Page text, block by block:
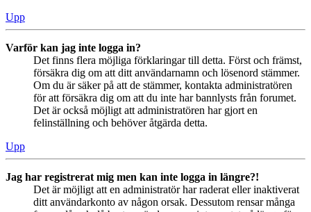
Upp
Varför kan jag inte logga in?
Det finns flera möjliga förklaringar till detta. Först och främst,
försäkra dig om att ditt användarnamn och lösenord stämmer.
Om du är säker på att de stämmer, kontakta administratören
för att försäkra dig om att du inte har bannlysts från forumet.
Det är också möjligt att administratören har gjort en
felinställning och behöver åtgärda detta.
Upp
Jag har registrerat mig men kan inte logga in längre?!
Det är möjligt att en administratör har raderat eller inaktiverat
ditt användarkonto av någon orsak. Dessutom rensar många